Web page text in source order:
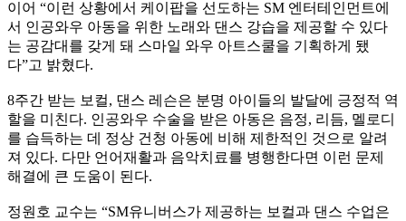
이어 “이런 상황에서 케이팝을 선도하는 SM 엔터테인먼트에
서 인공와우 아동을 위한 노래와 댄스 강습을 제공할 수 있다
는 공감대를 갖게 돼 스마일 와우 아트스쿨을 기획하게 됐
다”고 밝혔다.
8주간 받는 보컬, 댄스 레슨은 분명 아이들의 발달에 긍정적 역
할을 미친다. 인공와우 수술을 받은 아동은 음정, 리듬, 멜로디
를 습득하는 데 정상 건청 아동에 비해 제한적인 것으로 알려
져 있다. 다만 언어재활과 음악치료를 병행한다면 이런 문제
해결에 큰 도움이 된다.
정원호 교수는 “SM유니버스가 제공하는 보컬과 댄스 수업은